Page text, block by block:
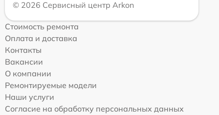
© 2026 Сервисный центр Arkon
Стоимость ремонта
Оплата и доставка
Контакты
Вакансии
О компании
Ремонтируемые модели
Наши услуги
Согласие на обработку персональных данных